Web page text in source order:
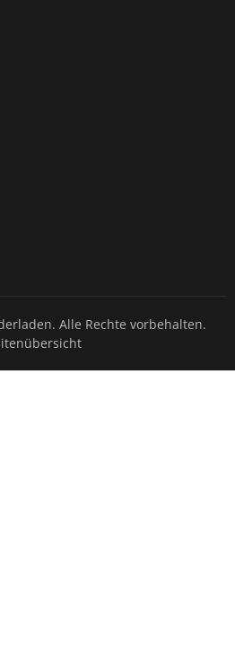
Alle Rechte vorbehalten.